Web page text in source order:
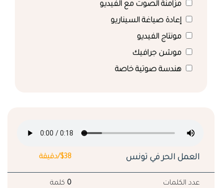
مزامنة الصوت مع الفيديو
إعادة صياغة السيناريو
مونتاج الفيديو
موشن جرافيك
هندسة صوتية خاصة
العمل الحر في تونس $38/دقيقة
عدد الكلمات 0 كلمة